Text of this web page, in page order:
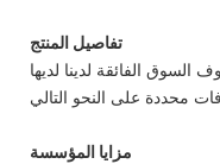
تفاصيل المنتج
السوق الفائقة لدينا لديها
مزايا المؤسسة